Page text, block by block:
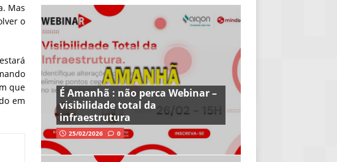
Mas
o
que
em
É Amanhã : não perca Webinar –
visibilidade total da
infraestrutura
25/02/2026 0